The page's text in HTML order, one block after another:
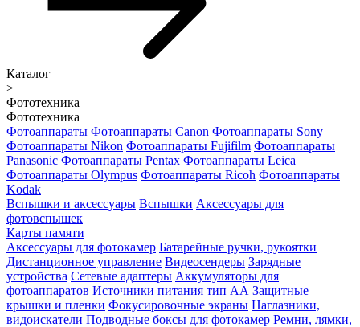
Каталог
>
Фототехника
Фототехника
Фотоаппараты Фотоаппараты Canon Фотоаппараты Sony
Фотоаппараты Nikon Фотоаппараты Fujifilm Фотоаппараты
Panasonic Фотоаппараты Pentax Фотоаппараты Leica
Фотоаппараты Olympus Фотоаппараты Ricoh Фотоаппараты
Kodak
Вспышки и аксессуары Вспышки Аксессуары для
фотовспышек
Карты памяти
Аксессуары для фотокамер Батарейные ручки, рукоятки
Дистанционное управление Видеосендеры Зарядные
устройства Сетевые адаптеры Аккумуляторы для
фотоаппаратов Источники питания тип АА Защитные
крышки и пленки Фокусировочные экраны Наглазники,
видоискатели Подводные боксы для фотокамер Ремни, лямки,